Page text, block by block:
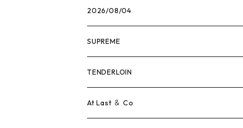
2026/08/04
SUPREME
Tシャツ
ロンTEE
TENDERLOIN
Tシャツ
At Last ＆ Co